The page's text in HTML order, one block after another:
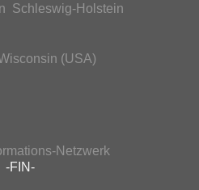
Schleswig-Holstein
(USA)
Netzwerk
-FIN-